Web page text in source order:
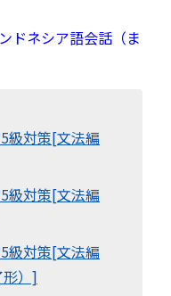
ドネシア語会話（ま
級対策[文法編
級対策[文法編
級対策[文法編
）]